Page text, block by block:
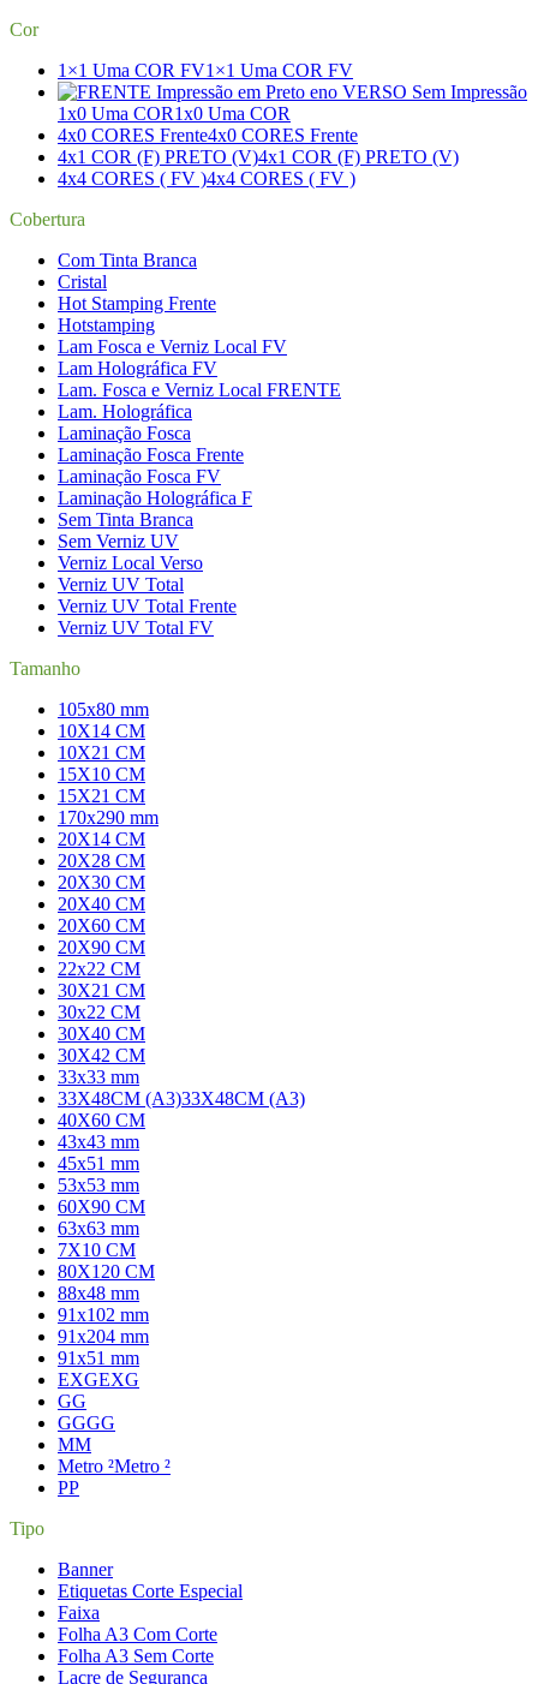
Cor
1×1 Uma COR FV1×1 Uma COR FV
1x0 Uma COR1x0 Uma COR
4x0 CORES Frente4x0 CORES Frente
4x1 COR (F) PRETO (V)4x1 COR (F) PRETO (V)
4x4 CORES ( FV )4x4 CORES ( FV )
Cobertura
Com Tinta Branca
Cristal
Hot Stamping Frente
Hotstamping
Lam Fosca e Verniz Local FV
Lam Holográfica FV
Lam. Fosca e Verniz Local FRENTE
Lam. Holográfica
Laminação Fosca
Laminação Fosca Frente
Laminação Fosca FV
Laminação Holográfica F
Sem Tinta Branca
Sem Verniz UV
Verniz Local Verso
Verniz UV Total
Verniz UV Total Frente
Verniz UV Total FV
Tamanho
105x80 mm
10X14 CM
10X21 CM
15X10 CM
15X21 CM
170x290 mm
20X14 CM
20X28 CM
20X30 CM
20X40 CM
20X60 CM
20X90 CM
22x22 CM
30X21 CM
30x22 CM
30X40 CM
30X42 CM
33x33 mm
33X48CM (A3)33X48CM (A3)
40X60 CM
43x43 mm
45x51 mm
53x53 mm
60X90 CM
63x63 mm
7X10 CM
80X120 CM
88x48 mm
91x102 mm
91x204 mm
91x51 mm
EXGEXG
GG
GGGG
MM
Metro ²Metro ²
PP
Tipo
Banner
Etiquetas Corte Especial
Faixa
Folha A3 Com Corte
Folha A3 Sem Corte
Lacre de Segurança